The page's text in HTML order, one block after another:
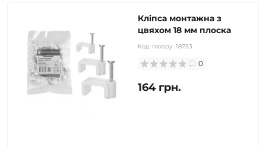
Кліпса монтажна з
цвяхом 18 мм плоска
Код товару: 18753
0
164 грн.